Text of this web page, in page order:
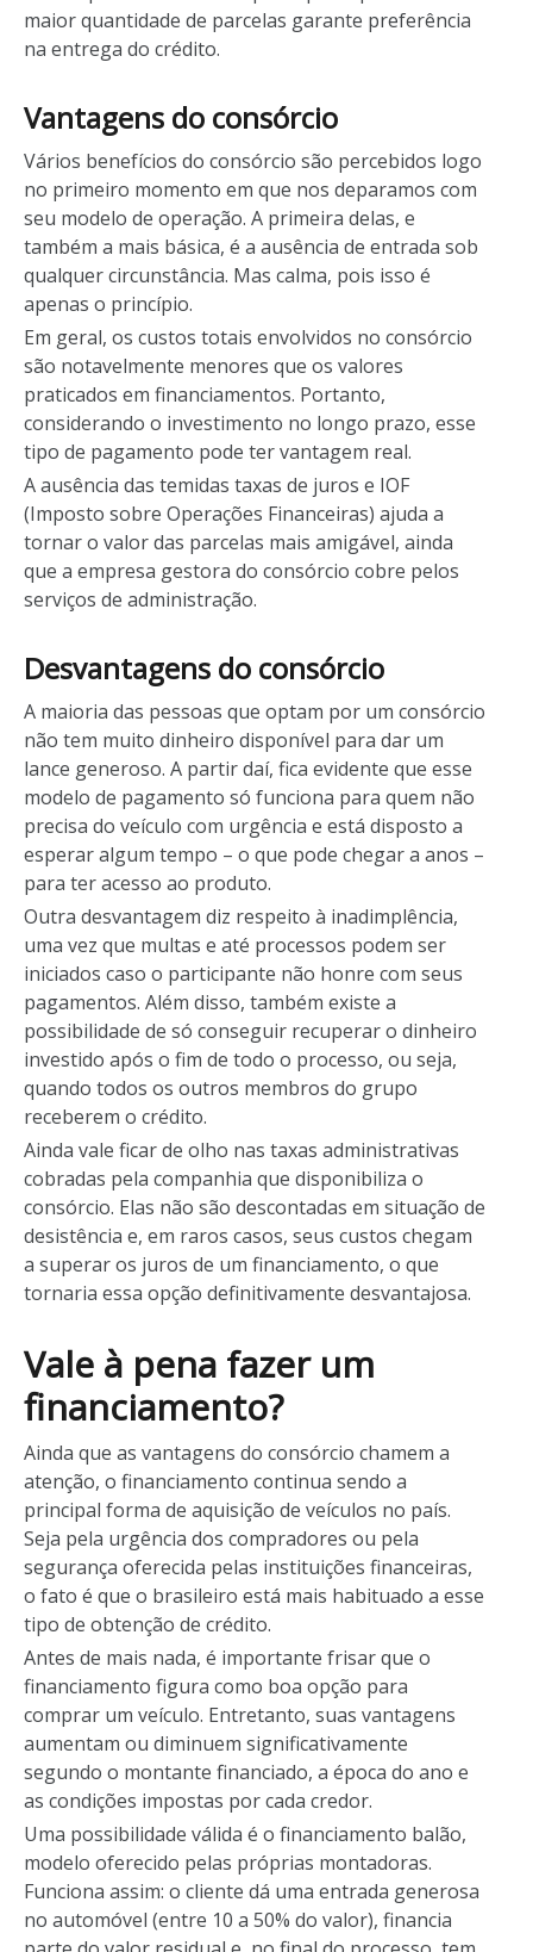
maior quantidade de parcelas garante preferência
na entrega do crédito.
Vantagens do consórcio
Vários benefícios do consórcio são percebidos logo
no primeiro momento em que nos deparamos com
seu modelo de operação. A primeira delas, e
também a mais básica, é a ausência de entrada sob
qualquer circunstância. Mas calma, pois isso é
apenas o princípio.
Em geral, os custos totais envolvidos no consórcio
são notavelmente menores que os valores
praticados em financiamentos. Portanto,
considerando o investimento no longo prazo, esse
tipo de pagamento pode ter vantagem real.
A ausência das temidas taxas de juros e IOF
(Imposto sobre Operações Financeiras) ajuda a
tornar o valor das parcelas mais amigável, ainda
que a empresa gestora do consórcio cobre pelos
serviços de administração.
Desvantagens do consórcio
A maioria das pessoas que optam por um consórcio
não tem muito dinheiro disponível para dar um
lance generoso. A partir daí, fica evidente que esse
modelo de pagamento só funciona para quem não
precisa do veículo com urgência e está disposto a
esperar algum tempo – o que pode chegar a anos –
para ter acesso ao produto.
Outra desvantagem diz respeito à inadimplência,
uma vez que multas e até processos podem ser
iniciados caso o participante não honre com seus
pagamentos. Além disso, também existe a
possibilidade de só conseguir recuperar o dinheiro
investido após o fim de todo o processo, ou seja,
quando todos os outros membros do grupo
receberem o crédito.
Ainda vale ficar de olho nas taxas administrativas
cobradas pela companhia que disponibiliza o
consórcio. Elas não são descontadas em situação de
desistência e, em raros casos, seus custos chegam
a superar os juros de um financiamento, o que
tornaria essa opção definitivamente desvantajosa.
Vale à pena fazer um
financiamento?
Ainda que as vantagens do consórcio chamem a
atenção, o financiamento continua sendo a
principal forma de aquisição de veículos no país.
Seja pela urgência dos compradores ou pela
segurança oferecida pelas instituições financeiras,
o fato é que o brasileiro está mais habituado a esse
tipo de obtenção de crédito.
Antes de mais nada, é importante frisar que o
financiamento figura como boa opção para
comprar um veículo. Entretanto, suas vantagens
aumentam ou diminuem significativamente
segundo o montante financiado, a época do ano e
as condições impostas por cada credor.
Uma possibilidade válida é o financiamento balão,
modelo oferecido pelas próprias montadoras.
Funciona assim: o cliente dá uma entrada generosa
no automóvel (entre 10 a 50% do valor), financia